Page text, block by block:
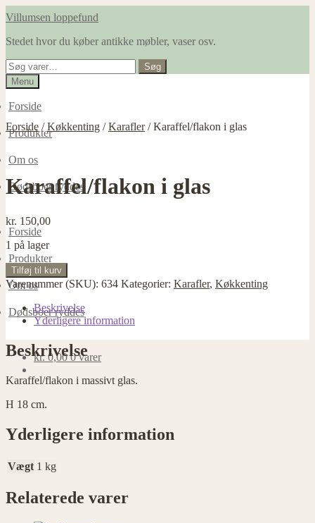
Spring
navigation
Spring
indhold
Villumsen loppefund
Stedet hvor du køber antikke møbler, vaser osv.
Søg
efter:
Søg
Menu
Forside
Produkter
Om os
Dødsboer ryddes
Forside
Produkter
Om os
Dødsboer ryddes
kr.0,00 0 varer
Forside /Køkkenting /Karafler/Karaffel/flakon i glas
Karaffel/flakon i glas
kr. 150,00
1 på lager
Karaffel/flakon
i
glas
antal
Tilføj til kurv
Varenummer (SKU): 634 Kategorier: Karafler, Køkkenting
Beskrivelse
Yderligere information
Beskrivelse
Karaffel/flakon i massivt glas.
H 18 cm.
Yderligere information
Vægt 1 kg
Relaterede varer